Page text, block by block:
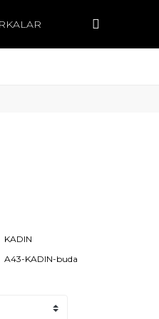
KADIN
A43-KADIN-buda